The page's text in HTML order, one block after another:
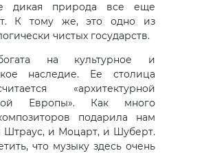
дикая природа все еще
К тому же, это одно из
чистых государств.
на культурное и
наследие. Ее столица
«архитектурной
Европы». Как много
подарила нам
Штраус, и Моцарт, и Шуберт.
что музыку здесь очень